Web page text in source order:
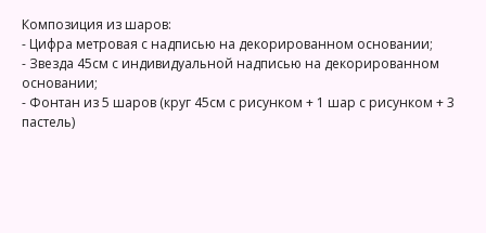
Композиция из шаров:
- Цифра метровая с надписью на декорированном основании;
- Звезда 45см с индивидуальной надписью на декорированном
основании;
- Фонтан из 5 шаров (круг 45см с рисунком + 1 шар с рисунком + 3
пастель)